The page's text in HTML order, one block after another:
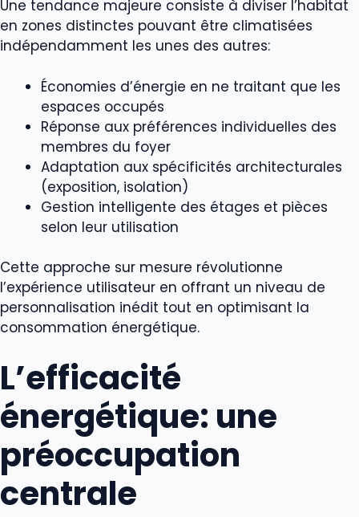
Une tendance majeure consiste à diviser l’habitat
en zones distinctes pouvant être climatisées
indépendamment les unes des autres:
Économies d’énergie en ne traitant que les
espaces occupés
Réponse aux préférences individuelles des
membres du foyer
Adaptation aux spécificités architecturales
(exposition, isolation)
Gestion intelligente des étages et pièces
selon leur utilisation
Cette approche sur mesure révolutionne
l’expérience utilisateur en offrant un niveau de
personnalisation inédit tout en optimisant la
consommation énergétique.
L’efficacité
énergétique: une
préoccupation
centrale